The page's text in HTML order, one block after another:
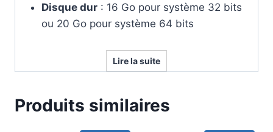
Disque dur: 16 Go pour système 32 bits
ou 20 Go pour système 64 bits
Lire la suite
Produits similaires